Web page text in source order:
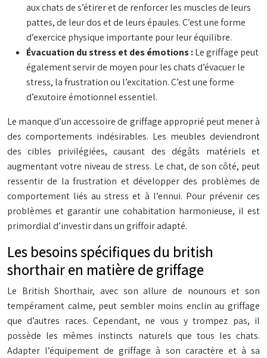
aux chats de s’étirer et de renforcer les muscles de leurs
pattes, de leur dos et de leurs épaules. C’est une forme
d’exercice physique importante pour leur équilibre.
Évacuation du stress et des émotions :Le griffage peut
également servir de moyen pour les chats d’évacuer le
stress, la frustration ou l’excitation. C’est une forme
d’exutoire émotionnel essentiel.
Le manque d’un accessoire de griffage approprié peut mener à
des comportements indésirables. Les meubles deviendront
des cibles privilégiées, causant des dégâts matériels et
augmentant votre niveau de stress. Le chat, de son côté, peut
ressentir de la frustration et développer des problèmes de
comportement liés au stress et à l’ennui. Pour prévenir ces
problèmes et garantir une cohabitation harmonieuse, il est
primordial d’investir dans un griffoir adapté.
Les besoins spécifiques du british
shorthair en matière de griffage
Le British Shorthair, avec son allure de nounours et son
tempérament calme, peut sembler moins enclin au griffage
que d’autres races. Cependant, ne vous y trompez pas, il
possède les mêmes instincts naturels que tous les chats.
Adapter l’équipement de griffage à son caractère et à sa